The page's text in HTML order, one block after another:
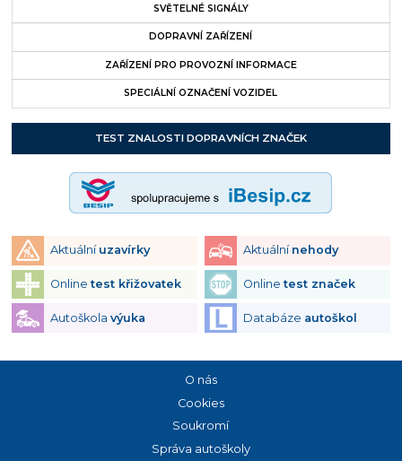
SVĚTELNÉ SIGNÁLY
DOPRAVNÍ ZAŘÍZENÍ
ZAŘÍZENÍ PRO PROVOZNÍ INFORMACE
SPECIÁLNÍ OZNAČENÍ VOZIDEL
TEST ZNALOSTI DOPRAVNÍCH ZNAČEK
Aktuální uzavírky Aktuální nehody
Onlinetest křižovatek Onlinetest značek
Autoškola výuka Databáze autoškol
O nás
Cookies
Soukromí
Správa autoškoly